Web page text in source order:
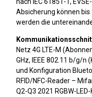
Absicherung können
werden die
Netz 4G LTE-M
GHz, IEEE 802.11 b/g/n
und Konfiguration
RFID/NFC-Reader –
Q2-Q3 2021 RGBW-